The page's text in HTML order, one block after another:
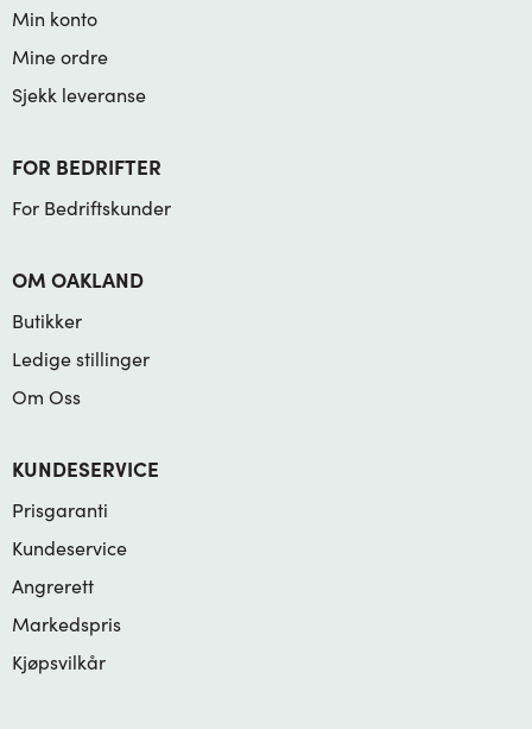
Min konto
Mine ordre
Sjekk leveranse
FOR BEDRIFTER
For Bedriftskunder
OM OAKLAND
Butikker
Ledige stillinger
Om Oss
KUNDESERVICE
Prisgaranti
Kundeservice
Angrerett
Markedspris
Kjøpsvilkår